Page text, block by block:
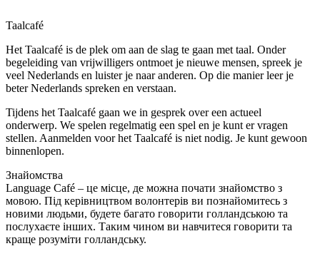
Taalcafé
Het Taalcafé is de plek om aan de slag te gaan met taal. Onder
begeleiding van vrijwilligers ontmoet je nieuwe mensen, spreek je
veel Nederlands en luister je naar anderen. Op die manier leer je
beter Nederlands spreken en verstaan.
Tijdens het Taalcafé gaan we in gesprek over een actueel
onderwerp. We spelen regelmatig een spel en je kunt er vragen
stellen. Aanmelden voor het Taalcafé is niet nodig. Je kunt gewoon
binnenlopen.
Знайомства
Language Café – це місце, де можна почати знайомство з
мовою. Під керівництвом волонтерів ви познайомитесь з
новими людьми, будете багато говорити голландською та
послухаєте інших. Таким чином ви навчитеся говорити та
краще розуміти голландську.